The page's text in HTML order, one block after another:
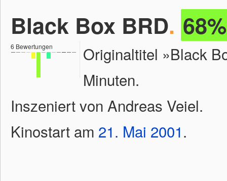
Black Box BRD. 68%
6 Bewertungen
Originaltitel »Black
Minuten.
Inszeniert von Andreas Veiel.
Kinostart am 21. Mai 2001.